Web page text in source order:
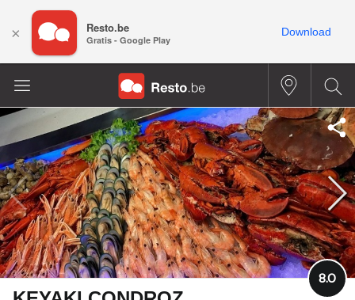
8.0
× Resto.be
Gratis - Google Play
Download